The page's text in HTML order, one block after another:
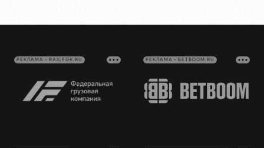
РЕКЛАМА • RAILFGK.RU РЕКЛАМА • BETBOOM.RU